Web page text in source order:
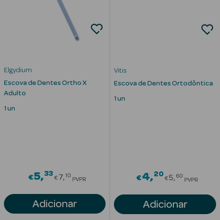
Esfoliantes
Depilatórios
Cuidados de
Massajadores
Elgydium
Escova de Dentes Ortho X
Adulto
1 un
€5 33Price reduced from
€ 7 10
PVPR
Adicionar
Vitis
Escova de Dentes Ortodôntica
1 un
€4 20Price
€5 60
PVPR
Adicionar